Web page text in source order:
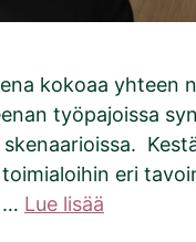
kokoaa
työpajoissa
eri
… Lue lisää